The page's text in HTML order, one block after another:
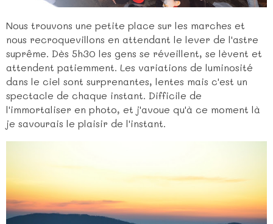
Nous trouvons une petite place sur les marches et
nous recroquevillons en attendant le lever de l'astre
suprême. Dès 5h30 les gens se réveillent, se lèvent et
attendent patiemment. Les variations de luminosité
dans le ciel sont surprenantes, lentes mais c'est un
spectacle de chaque instant. Difficile de
l'immortaliser en photo, et j'avoue qu'à ce moment là
je savourais le plaisir de l'instant.